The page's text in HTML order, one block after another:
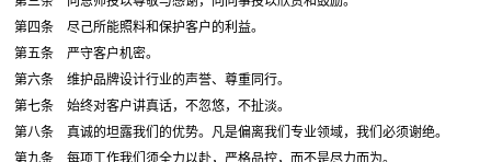
第四条 尽己所能照料和保护客户的利益。
第五条 严守客户机密。
第六条 维护品牌设计行业的声誉、尊重同行。
第七条 始终对客户讲真话，不忽悠，不扯淡。
第八条 真诚的坦露我们的优势。凡是偏离我们专业领域，我们必须谢绝。
第九条 每项工作我们须全力以赴，严格品控，而不是尽力而为。